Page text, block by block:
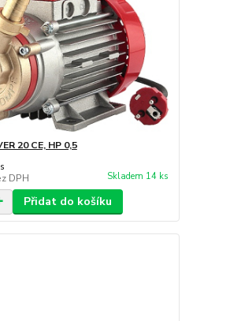
20 CE, HP 0,5
DPH Skladem 14 ks
Přidat do košíku